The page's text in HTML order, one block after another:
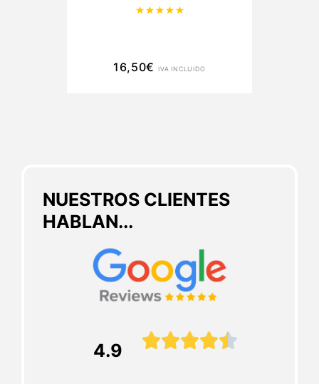
NUESTROS CLIENTES
HABLAN...
4.9 
Valorado con
16,50€ IVA INCLUIDO